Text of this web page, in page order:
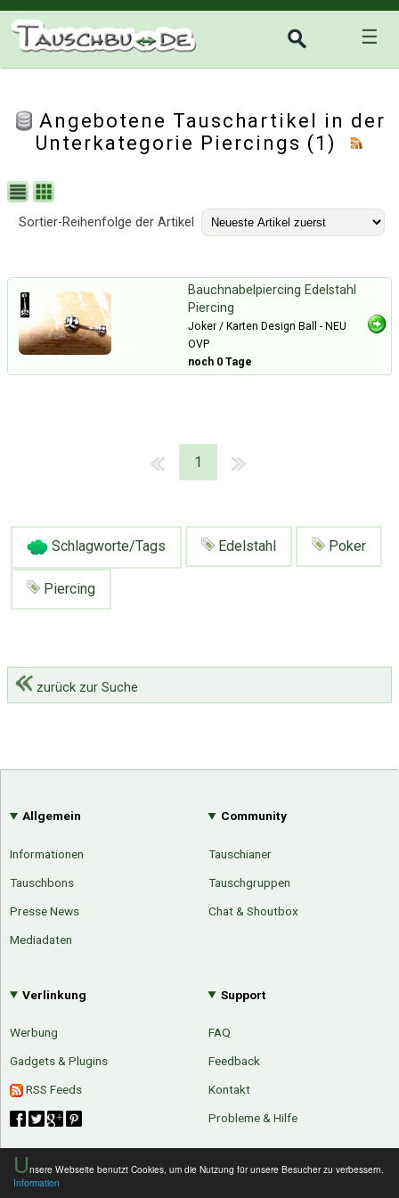
Unsere Webseite benutzt Cookies, um die Nutzung für unsere Besucher zu verbessern.
Information
☰
Angebotene Tauschartikel in der
Unterkategorie Piercings (1)
Sortier-Reihenfolge der Artikel
Bauchnabelpiercing Edelstahl
Piercing
Joker / Karten Design Ball - NEU
OVP
noch 0 Tage
1
Schlagworte/Tags Edelstahl Poker
Piercing
zurück zur Suche
Allgemein
Informationen
Tauschbons
Presse News
Mediadaten
Community
Tauschianer
Tauschgruppen
Chat & Shoutbox
Verlinkung
Werbung
Gadgets & Plugins
RSS Feeds
Support
FAQ
Feedback
Kontakt
Probleme & Hilfe